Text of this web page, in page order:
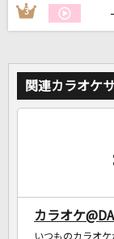
3
関連カラオケ
カラオケ
いつものカラオ